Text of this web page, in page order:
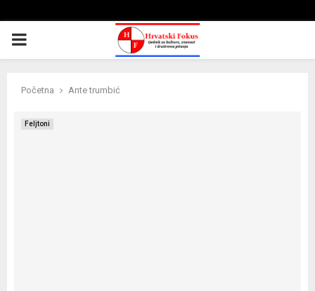
PRIMARY
Početna Ante trumbić
Feljtoni